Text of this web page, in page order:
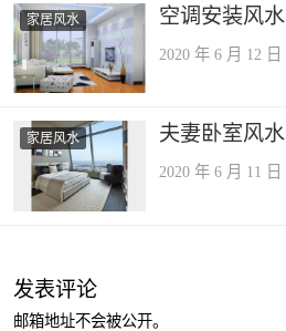
家居风水 空调安装风水
2020 年 6 月 12 日
家居风水 夫妻卧室风水
2020 年 6 月 11 日
发表评论
邮箱地址不会被公开。